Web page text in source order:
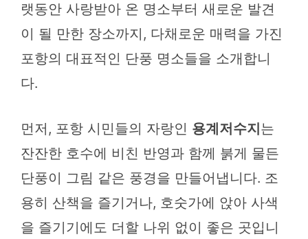
랫동안 사랑받아 온 명소부터 새로운 발견
이 될 만한 장소까지, 다채로운 매력을 가진
포항의 대표적인 단풍 명소들을 소개합니
다.
먼저, 포항 시민들의 자랑인 용계저수지는
잔잔한 호수에 비친 반영과 함께 붉게 물든
단풍이 그림 같은 풍경을 만들어냅니다. 조
용히 산책을 즐기거나, 호숫가에 앉아 사색
을 즐기기에도 더할 나위 없이 좋은 곳입니